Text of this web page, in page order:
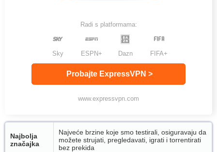
Radi s platformama:
Sky ESPN+ Dazn FIFA+
Probajte ExpressVPN >
www.expressvpn.com
Najbolja
značajka
Najveće brzine koje smo testirali, osiguravaju da
možete strujati, pregledavati, igrati i torrentirati
bez prekida